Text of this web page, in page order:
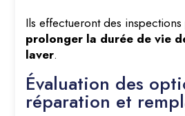
Ils effectueront des
prolonger la durée de vie
laver.
Évaluation des
réparation et